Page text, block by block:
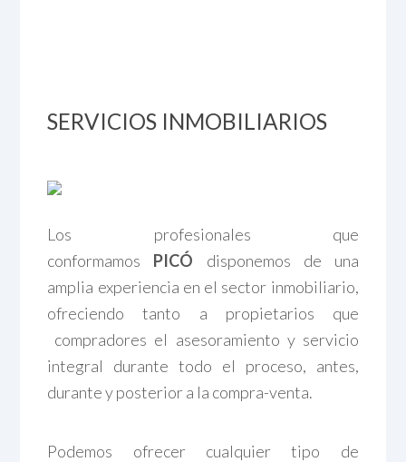
SERVICIOS INMOBILIARIOS
Los profesionales que
conformamos PICÓ disponemos de una
amplia experiencia en el sector inmobiliario,
ofreciendo tanto a propietarios que
compradores el asesoramiento y servicio
integral durante todo el proceso, antes,
durante y posterior a la compra-venta.
Podemos ofrecer cualquier tipo de